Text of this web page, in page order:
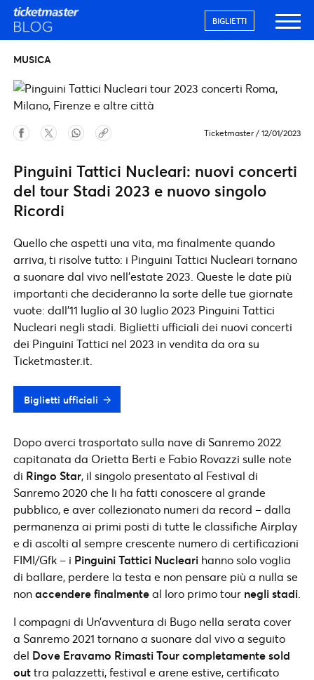
BIGLIETTI
MUSICA
Ticketmaster / 12/01/2023
Pinguini Tattici Nucleari: nuovi concerti
del tour Stadi 2023 e nuovo singolo
Ricordi
Quello che aspetti una vita, ma finalmente quando
arriva, ti risolve tutto: i Pinguini Tattici Nucleari tornano
a suonare dal vivo nell’estate 2023. Queste le date più
importanti che decideranno la sorte delle tue giornate
vuote: dall’11 luglio al 30 luglio 2023 Pinguini Tattici
Nucleari negli stadi. Biglietti ufficiali dei nuovi concerti
dei Pinguini Tattici nel 2023 in vendita da ora su
Ticketmaster.it.
Biglietti ufficiali
Dopo averci trasportato sulla nave di Sanremo 2022
capitanata da Orietta Berti e Fabio Rovazzi sulle note
di Ringo Star, il singolo presentato al Festival di
Sanremo 2020 che li ha fatti conoscere al grande
pubblico, e aver collezionato numeri da record – dalla
permanenza ai primi posti di tutte le classifiche Airplay
e di ascolti al sempre crescente numero di certificazioni
FIMI/Gfk – i Pinguini Tattici Nucleari hanno solo voglia
di ballare, perdere la testa e non pensare più a nulla se
nonaccendere finalmenteal loro primo tour neglistadi
I compagni di Un’avventura di Bugo nella serata cover
a Sanremo 2021 tornano a suonare dal vivo a seguito
del Dove Eravamo Rimasti Tour completamente sold
outtra palazzetti, festival e arene estive, certificato